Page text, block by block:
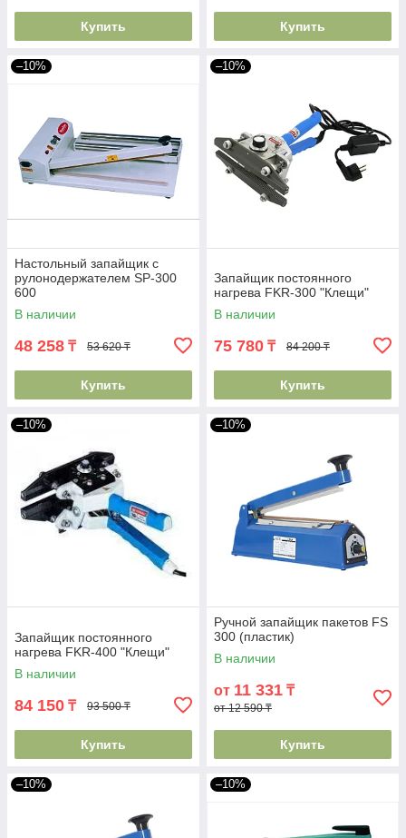
Купить Купить
–10%
Настольный запайщик с
рулонодержателем SP-300
600
В наличии
48 258 ₸ 53 620 ₸
Купить
–10%
Запайщик постоянного
нагрева FKR-300 "Клещи"
В наличии
75 780 ₸ 84 200 ₸
Купить
–10%
Запайщик постоянного
нагрева FKR-400 "Клещи"
В наличии
84 150 ₸ 93 500 ₸
Купить
–10%
Ручной запайщик пакетов FS
300 (пластик)
В наличии
от 11 331 ₸
от 12 590 ₸
Купить
–10% –10%